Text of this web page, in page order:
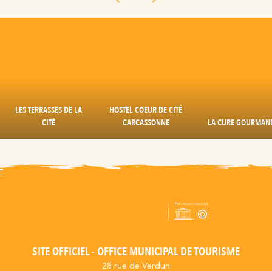
LES TERRASSES DE LA
CITÉ
HOSTEL COEUR DE CITÉ
CARCASSONNE
LA CURE
SITE OFFICIEL - OFFICE MUNICIPAL DE TOURISME
28 rue de Verdun